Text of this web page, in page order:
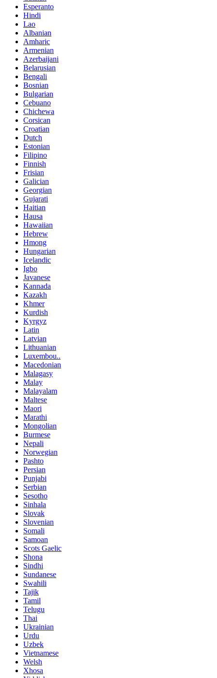
Esperanto
Hindi
Lao
Albanian
Amharic
Armenian
Azerbaijani
Belarusian
Bengali
Bosnian
Bulgarian
Cebuano
Chichewa
Corsican
Croatian
Dutch
Estonian
Filipino
Finnish
Frisian
Galician
Georgian
Gujarati
Haitian
Hausa
Hawaiian
Hebrew
Hmong
Hungarian
Icelandic
Igbo
Javanese
Kannada
Kazakh
Khmer
Kurdish
Kyrgyz
Latin
Latvian
Lithuanian
Luxembou..
Macedonian
Malagasy
Malay
Malayalam
Maltese
Maori
Marathi
Mongolian
Burmese
Nepali
Norwegian
Pashto
Persian
Punjabi
Serbian
Sesotho
Sinhala
Slovak
Slovenian
Somali
Samoan
Scots Gaelic
Shona
Sindhi
Sundanese
Swahili
Tajik
Tamil
Telugu
Thai
Ukrainian
Urdu
Uzbek
Vietnamese
Welsh
Xhosa